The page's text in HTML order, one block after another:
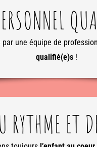
par une équipe de
qualifié(e)s!
RYTHME ET